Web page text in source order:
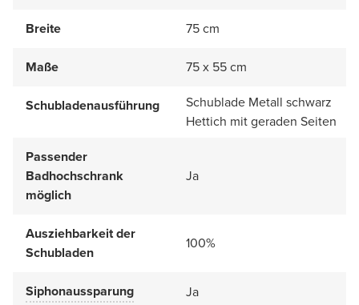
Breite 75 cm
Maße 75 x 55 cm
Schubladenausführung
Schublade Metall schwarz
Hettich mit geraden Seiten
Passender
Badhochschrank
möglich
Ja
Ausziehbarkeit der
Schubladen
100%
Siphonaussparung Ja